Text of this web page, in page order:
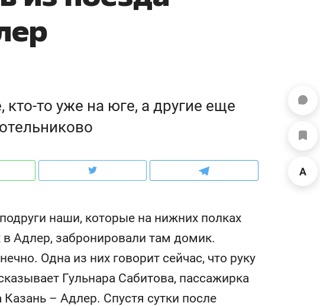
то уже на юге, а другие еще
наши, которые на нижних полках
Адлер, забронировали там домик.
Одна из них говорит сейчас, что руку
Гульнара Сабитова, пассажирка
– Адлер. Спустя сутки после
и
о трехкратном росте цен, дотошных
Рекомендуем
150 камер до квартиры и Face
ID вместо ключа: какой будет
безопасность в ЖК «Нова»
Рекомендуем
Опыт выживания в дикой
природе, работа
с ментальным и физическим
антихрупких команд